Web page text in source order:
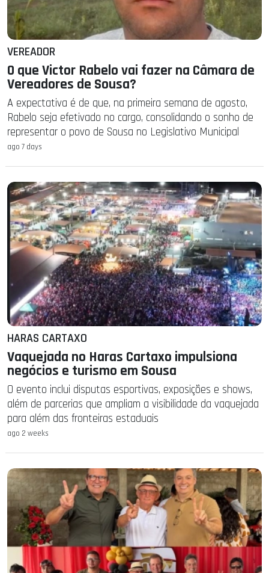
VEREADOR
O que Victor Rabelo vai fazer na Câmara de
Vereadores de Sousa?
A expectativa é de que, na primeira semana de agosto,
Rabelo seja efetivado no cargo, consolidando o sonho de
representar o povo de Sousa no Legislativo Municipal
ago 7 days
HARAS CARTAXO
Vaquejada no Haras Cartaxo impulsiona
negócios e turismo em Sousa
O evento inclui disputas esportivas, exposições e shows,
além de parcerias que ampliam a visibilidade da vaquejada
para além das fronteiras estaduais
ago 2 weeks